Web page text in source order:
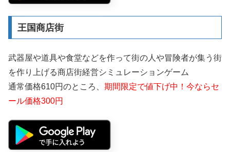
王国商店街
武器屋や道具や食堂などを作って街の人や冒険者が集う街
を作り上げる商店街経営シミュレーションゲーム
通常価格610円のところ、 期間限定で値下げ中！今ならセ
ール価格300円